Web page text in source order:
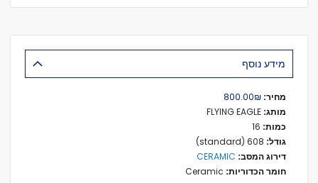
מידע נוסף
מידע
נוסף
₪‏800.00
CERAMIC